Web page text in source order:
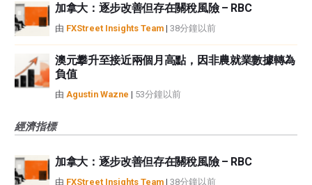
加拿大：逐步改善但存在關稅風險 – RBC
由 FXStreet Insights Team | 38分鐘以前
澳元攀升至接近兩個月高點，因非農就業數據轉為
負值
由 Agustin Wazne | 53分鐘以前
經濟指標
加拿大：逐步改善但存在關稅風險 – RBC
由 FXStreet Insights Team | 38分鐘以前